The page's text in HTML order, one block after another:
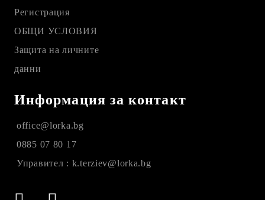
Регистрация
ОБЩИ УСЛОВИЯ
Защита на личните
данни
Информация за контакт
office@lorka.bg
0885 07 80 17
Управител : k.terziev@lorka.bg